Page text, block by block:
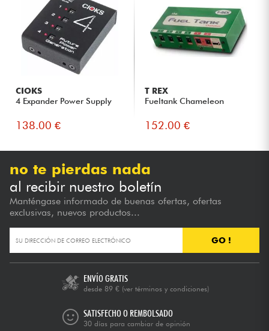
CIOKS
4 Expander Power Supply
138.00 €
T REX
Fueltank Chameleon
152.00 €
no te pierdas nada
al recibir nuestro boletín
Manténgase informado de buenas ofertas, ofertas
exclusivas, nuevos productos...
GO !
ENVÍO GRATIS
desde 89 € (ver términos y condiciones)
SATISFECHO O REMBOLSADO
30 días para cambiar de opinión